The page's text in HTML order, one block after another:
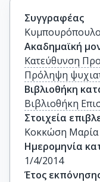
Συγγραφέας
Ακαδημαϊκή
Κατεύθυνση
Πρόληψη
Βιβλιοθήκη
Βιβλιοθήκη
Στοιχεία
Κοκκώση Μαρία
Ημερομηνία
1/4/2014
Έτος